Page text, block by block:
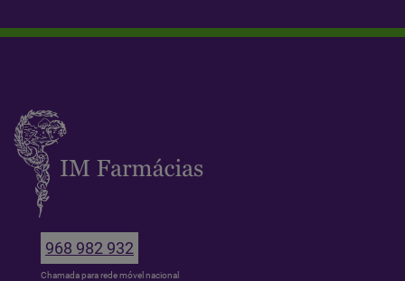
968 982 932
Chamada para rede móvel nacional